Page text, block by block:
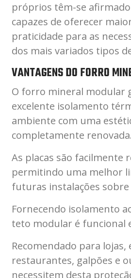
próprios têm-se
capazes de oferecer
praticidade para as
dos mais variados tipos
VANTAGENS DO FORRO
O forro mineral modular
excelente isolamento
ambiente com uma
completamente renovada.
As placas são facilmente
permitindo uma melhor
futuras instalações sobre
Fornecendo isolamento
teto modular é funcional
Recomendado para lojas,
restaurantes, galpões e
necessitem desta